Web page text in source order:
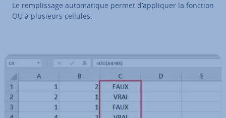
Le rem­plis­sage au­to­ma­tique permet d’appliquer la fonction
OU à plusieurs cellules.